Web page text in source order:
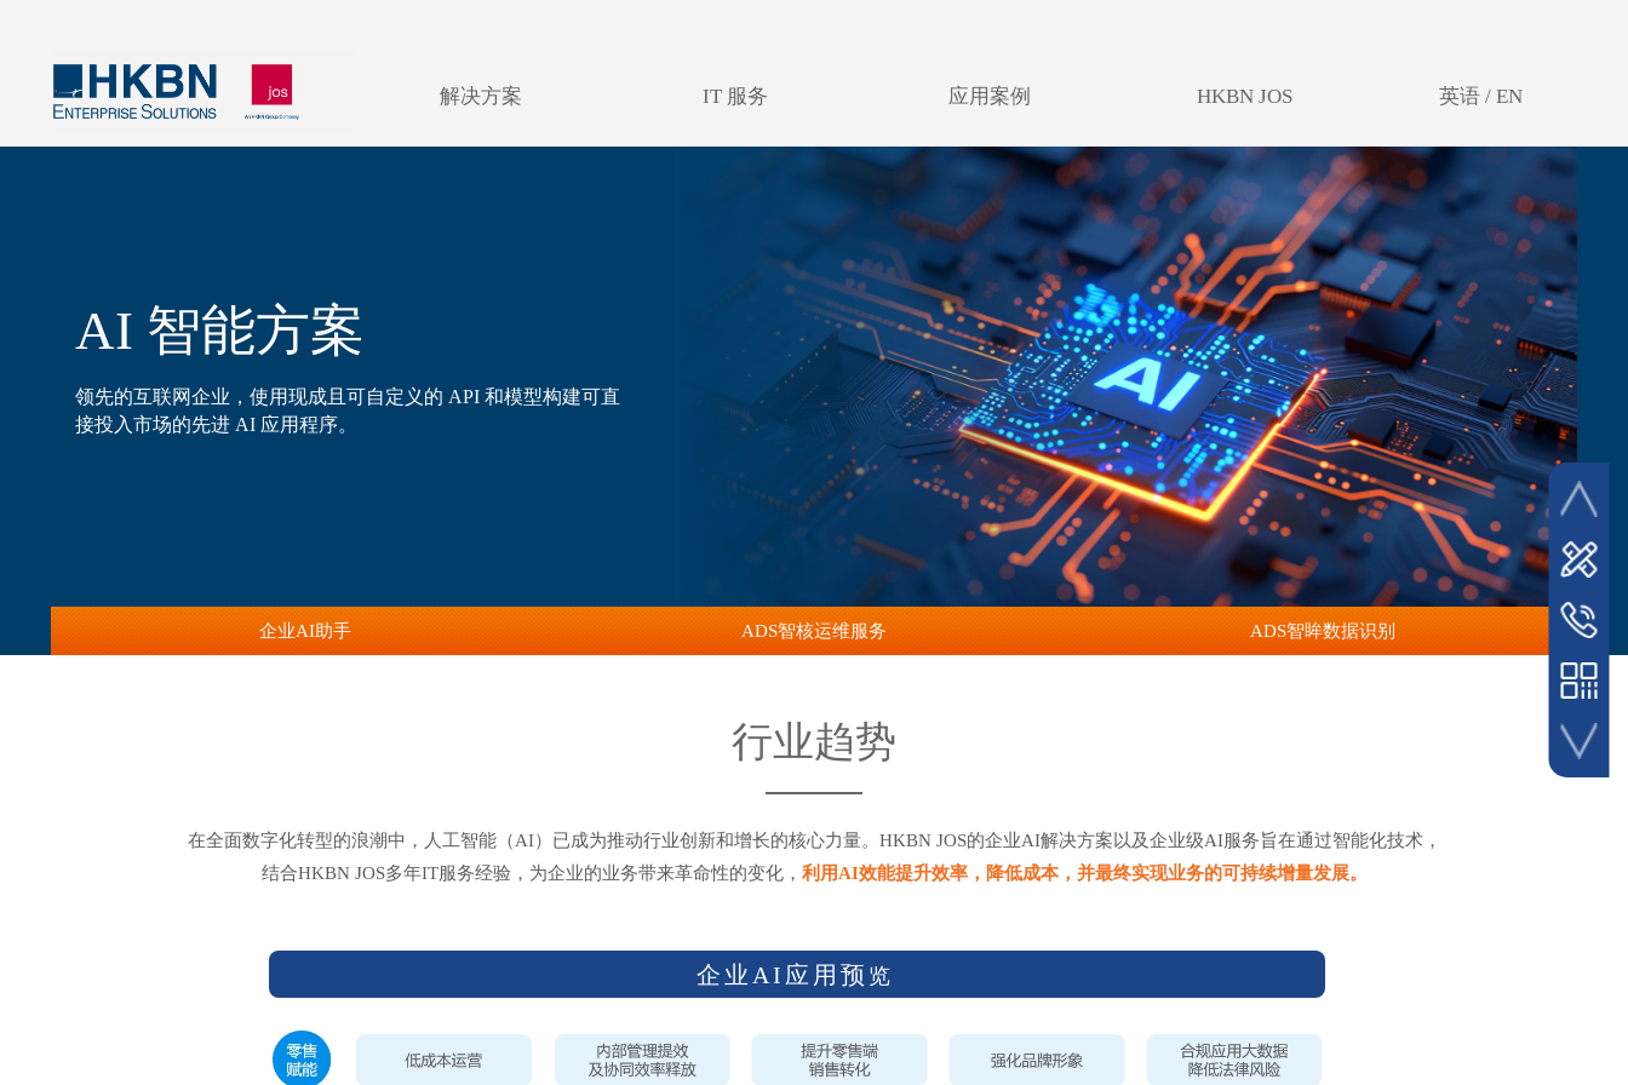
AI 智能方案
企业AI助手 ADS智核运维服务 ADS智眸数据识别
领先的互联网企业， 使用现成且可自定义的 API 和模型构建可直
接投入市场的先进 AI 应用程序。
在全面数字化转型的浪潮中，人工智能（AI）已成为推动行业创新和增长的核心力量。HKBN JOS的企业AI解决方案以及企业级AI服务旨在通过智能化技术，
结合HKBN JOS多年IT服务经验，为企业的业务带来革命性的变化， 利用AI效能提升效率，降低成本，并最终实现业务的可持续增量发展。
行业趋势
企业AI应用预 览
解决方案 IT 服务 应用案例 HKBN JOS 英语 / EN
电话热线
400-852-